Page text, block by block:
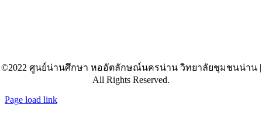
©2022 ศูนย์น่านศึกษา หออัตลักษณ์นครน่าน วิทยาลัยชุมชนน่าน |
All Rights Reserved.
Page load link